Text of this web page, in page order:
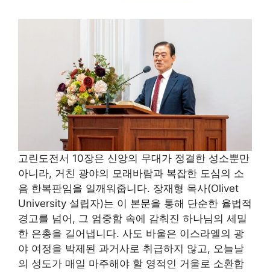
고린도전서 10장은 신앙의 무대가 정결한 성소뿐만
아니라, 거친 광야의 모래바람과 복잡한 도심의 소
음 한복판임을 일깨워줍니다. 장재형 목사(Olivet
University 설립자)는 이 본문을 통해 단순한 율법적
경고를 넘어, 그 엄중함 속에 감춰진 하나님의 세밀
한 은총을 길어냅니다. 사도 바울은 이스라엘의 광
야 여정을 박제된 과거사로 취급하지 않고, 오늘날
의 성도가 매일 마주해야 할 영적인 거울로 소환합